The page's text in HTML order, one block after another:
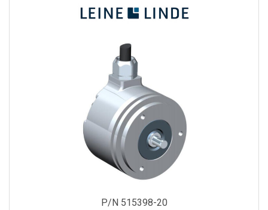
P/N 515398-20